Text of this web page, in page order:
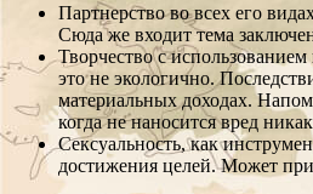
Партнерство во всех его
Сюда же входит тема
Творчество с
это не экологично.
материальных доходах.
когда не наносится вред
Сексуальность, как
достижения целей. Может